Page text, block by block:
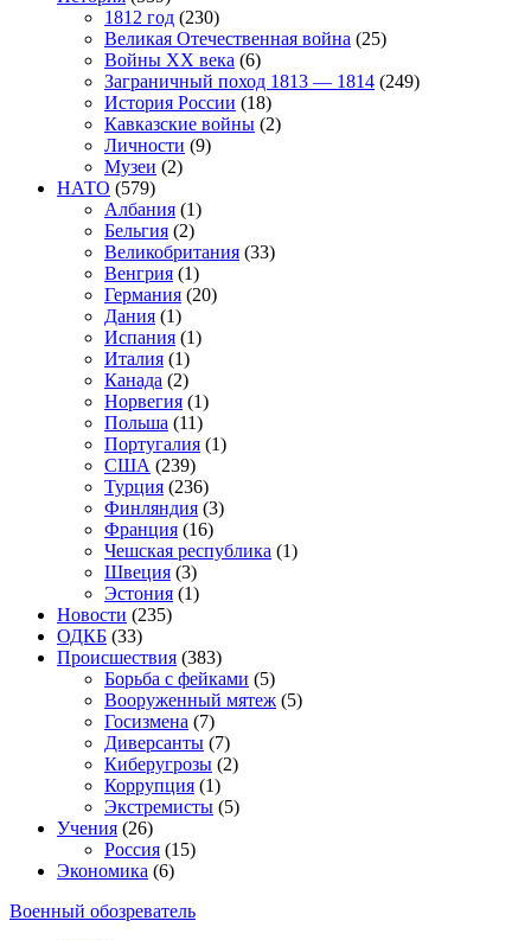
1812 год (230)
Великая Отечественная война (25)
Войны XX века (6)
Заграничный поход 1813 — 1814 (249)
История России (18)
Кавказские войны (2)
Личности (9)
Музеи (2)
НАТО (579)
Албания (1)
Бельгия (2)
Великобритания (33)
Венгрия (1)
Германия (20)
Дания (1)
Испания (1)
Италия (1)
Канада (2)
Норвегия (1)
Польша (11)
Португалия (1)
США (239)
Турция (236)
Финляндия (3)
Франция (16)
Чешская республика (1)
Швеция (3)
Эстония (1)
Новости (235)
ОДКБ (33)
Происшествия (383)
Борьба с фейками (5)
Вооруженный мятеж (5)
Госизмена (7)
Диверсанты (7)
Киберугрозы (2)
Коррупция (1)
Экстремисты (5)
Учения (26)
Россия (15)
Экономика (6)
Военный обозреватель